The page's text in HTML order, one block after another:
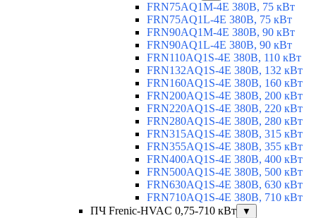
FRN75AQ1M-4E 380В, 75 кВт
FRN75AQ1L-4E 380В, 75 кВт
FRN90AQ1M-4E 380В, 90 кВт
FRN90AQ1L-4E 380В, 90 кВт
FRN110AQ1S-4E 380В, 110 кВт
FRN132AQ1S-4E 380В, 132 кВт
FRN160AQ1S-4E 380В, 160 кВт
FRN200AQ1S-4E 380В, 200 кВт
FRN220AQ1S-4E 380В, 220 кВт
FRN280AQ1S-4E 380В, 280 кВт
FRN315AQ1S-4E 380В, 315 кВт
FRN355AQ1S-4E 380В, 355 кВт
FRN400AQ1S-4E 380В, 400 кВт
FRN500AQ1S-4E 380В, 500 кВт
FRN630AQ1S-4E 380В, 630 кВт
FRN710AQ1S-4E 380В, 710 кВт
ПЧ Frenic-HVAC 0,75-710 кВт
▼